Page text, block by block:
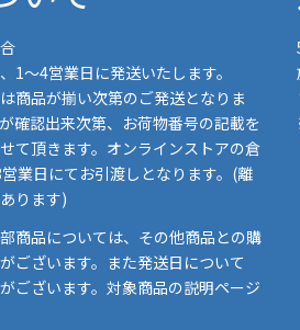
1～4営業日に発送いたします。
商品が揃い次第のご発送となりま
確認出来次第、お荷物番号の記載を
て頂きます。オンラインストアの倉
業日にてお引渡しとなります。(離
ります)
商品については、その他商品との購
ございます。また発送日について
ございます。対象商品の説明ページ